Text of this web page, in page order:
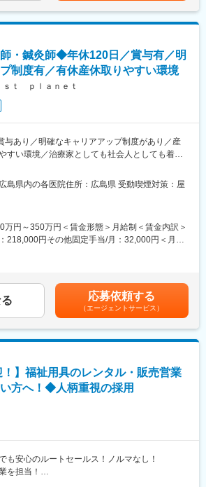
整業務
は本社専門部署にて対応！サポート体制充実◎
モデル年収：
ャー：480万円～
ャー（課長クラス）：540万円～
ー（次長クラス）：600万円～
万円～
ーマネジメントの面から評価が行われ、2～5年
をすることが出来ます。
施設数（270施設以上）を誇り、毎年2000名規模
る企業になります。そのため、企業としての将
ではどんどん空いたポストにステップアップし
可能です。
力：
魅力としては、入居者の方々によってご病状が
の幅が広がりスキルが身につきます。また、
て入居者の方がご自身で出来ることが増え、成
り添うことができます。
ト：『「ここでくらしたい」を創る』
ってグループホームはまさに家そのものだとい
うに温かいスタッフたちとのコミュニケーショ
ムでの暮らしを楽しんでいただくために、「こ
と思ってもらえるよう日々真摯に向き合い続け
参照
床（2施設以上）兼務により兼務手当+75,000
あくまでも目安の金額であり、選考を通じて上
ります。月給(月額)は固定手当を含めた表記で
師・鍼灸師◆年休120日／賞与有／明
制度有／有休産休取りやすい環境
ｓｔ ｐｌａｎｅｔ
与あり／明確なキャリアアップ制度があり／産
すい環境／治療家としても社会人としても着実
60人
療知識や技術の習得 考え方やコミュニケーショ
ップアップしていくごとに治療家としても人間
るキャリキュアラムが構築されています。
10拠点展開
自費の悩みの深い患者さんの為の治療院や女性
治療院、巻き爪治療に特化した院などを10院運
展開を予定しております。
きやすい環境
ではなく考え方を大切にしている会社で、人間
得がしやすく、福利厚生にも力を入れておりま
島県内の各医院住所：広島県 受動喫煙対策：屋
万円～350万円＜賃金形態＞月給制＜賃金内訳＞
218,000円その他固定手当/月：32,000円＜月給
応募依頼する
（エージェントサービス）
！】福祉用具のレンタル・販売営業
方へ！◆人柄重視の採用
も安心のルートセールス！ノルマなし！
を担当！